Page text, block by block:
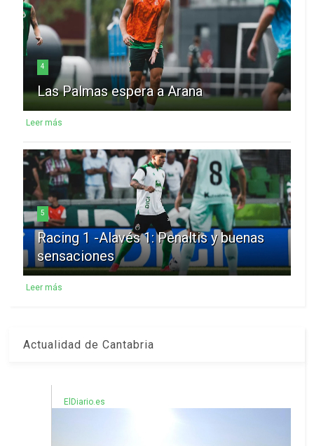
4
Las Palmas espera a Arana
Leer más
5
Racing 1 -Alavés 1: Penaltis y buenas
sensaciones
Leer más
Actualidad de Cantabria
ElDiario.es